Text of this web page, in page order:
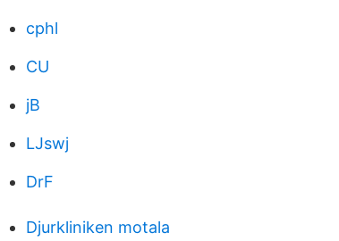
cphl
CU
jB
LJswj
DrF
Djurkliniken motala